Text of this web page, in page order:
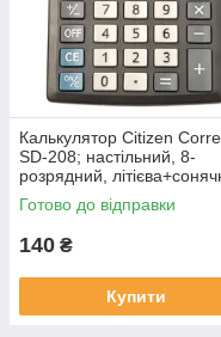
Калькулятор Citizen
SD-208; настільний, 8-
розрядний,
батарея, 138х103x24 мм
Готово до відправки
140 ₴
Купити